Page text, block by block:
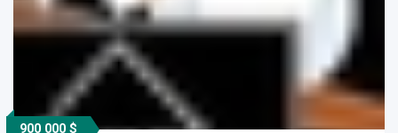
2 500 $
3 000 сўм
Договорная
900 000 $ 3 сўм
Договорная
3 сўм
2 500 $
3 000 сўм